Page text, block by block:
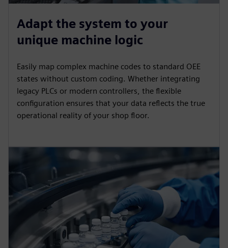
Adapt the system to your
unique machine logic
Easily map complex machine codes to standard OEE
states without custom coding. Whether integrating
legacy PLCs or modern controllers, the flexible
configuration ensures that your data reflects the true
operational reality of your shop floor.